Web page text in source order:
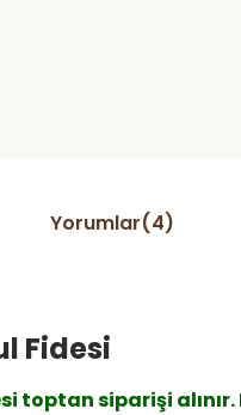
Yorumlar(4)
Fidesi
toptan siparişi